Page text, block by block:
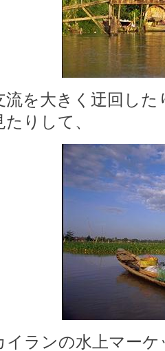
流を大きく迂回した
たりして、
イランの水上マー